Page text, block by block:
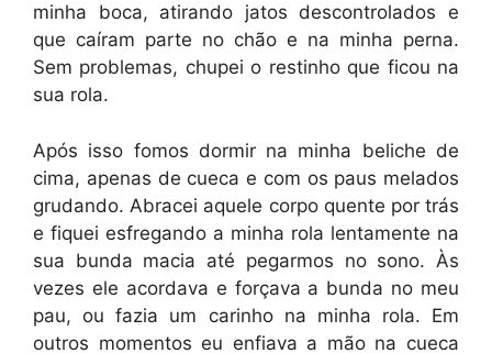
minha boca, atirando jatos descontrolados e
que caíram parte no chão e na minha perna.
Sem problemas, chupei o restinho que ficou na
sua rola.
Após isso fomos dormir na minha beliche de
cima, apenas de cueca e com os paus melados
grudando. Abracei aquele corpo quente por trás
e fiquei esfregando a minha rola lentamente na
sua bunda macia até pegarmos no sono. Às
vezes ele acordava e forçava a bunda no meu
pau, ou fazia um carinho na minha rola. Em
outros momentos eu enfiava a mão na cueca